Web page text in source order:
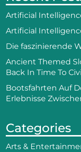
Artificial
Artificial
Die faszinierende
Ancient Themed
Back In Time To
Bootsfahrten Auf
Erlebnisse
Categories
Arts &